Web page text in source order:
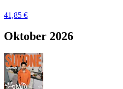
41,85 €
Oktober 2026